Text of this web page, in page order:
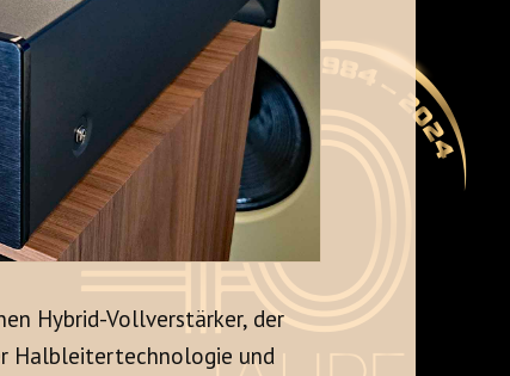
Hybrid-Vollverstärker, der
Halbleitertechnologie und